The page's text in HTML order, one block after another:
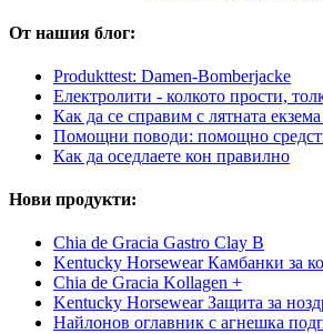
От нашия блог:
Produkttest: Damen-Bomberjacke
Електролити - колкото прости,
Как да се справим с лятната
Помощни поводи: помощно
Как да оседлаете кон правилно
Нови продукти:
Chia de Gracia Gastro Clay B
Kentucky Horsewear Камбанки за
Chia de Gracia Kollagen +
Kentucky Horsewear Защита за
Найлонов оглавник с агнешка